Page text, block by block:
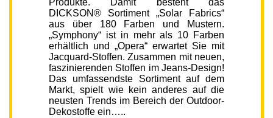
Produkte. Damit besteht das
DICKSON® Sortiment „Solar Fabrics“
aus über 180 Farben und Mustern.
„Symphony“ ist in mehr als 10 Farben
erhältlich und „Opera“ erwartet Sie mit
Jacquard-Stoffen. Zusammen mit neuen,
faszinierenden Stoffen im Jeans-Design!
Das umfassendste Sortiment auf dem
Markt, spielt wie kein anderes auf die
neusten Trends im Bereich der Outdoor-
Dekostoffe ein…..